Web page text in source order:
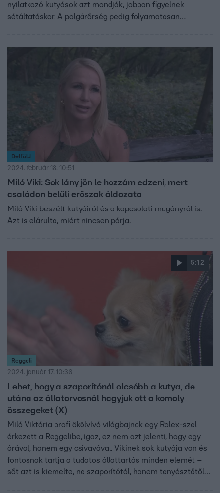
nyilatkozó kutyások azt mondják, jobban figyelnek
sétáltatáskor. A polgárőrség pedig folyamatosan
Belföld
2024. február 18. 10:51
Miló Viki: Sok lány jön le hozzám edzeni, mert
családon belüli erőszak áldozata
Miló Viki beszélt kutyáiról és a kapcsolati magányról is.
Azt is elárulta, miért nincsen párja.
5:12
Reggeli
2024. január 17. 10:36
Lehet, hogy a szaporítónál olcsóbb a kutya, de
utána az állatorvosnál hagyjuk ott a komoly
összegeket (X)
Miló Viktória profi ökölvívó világbajnok egy Rolex-szel
érkezett a Reggelibe, igaz, ez nem azt jelenti, hogy egy
órával, hanem egy csivavával. Vikinek sok kutyája van és
fontosnak tartja a tudatos állattartás minden elemét –
sőt azt is kiemelte, ne szaporítótól, hanem tenyésztőtől